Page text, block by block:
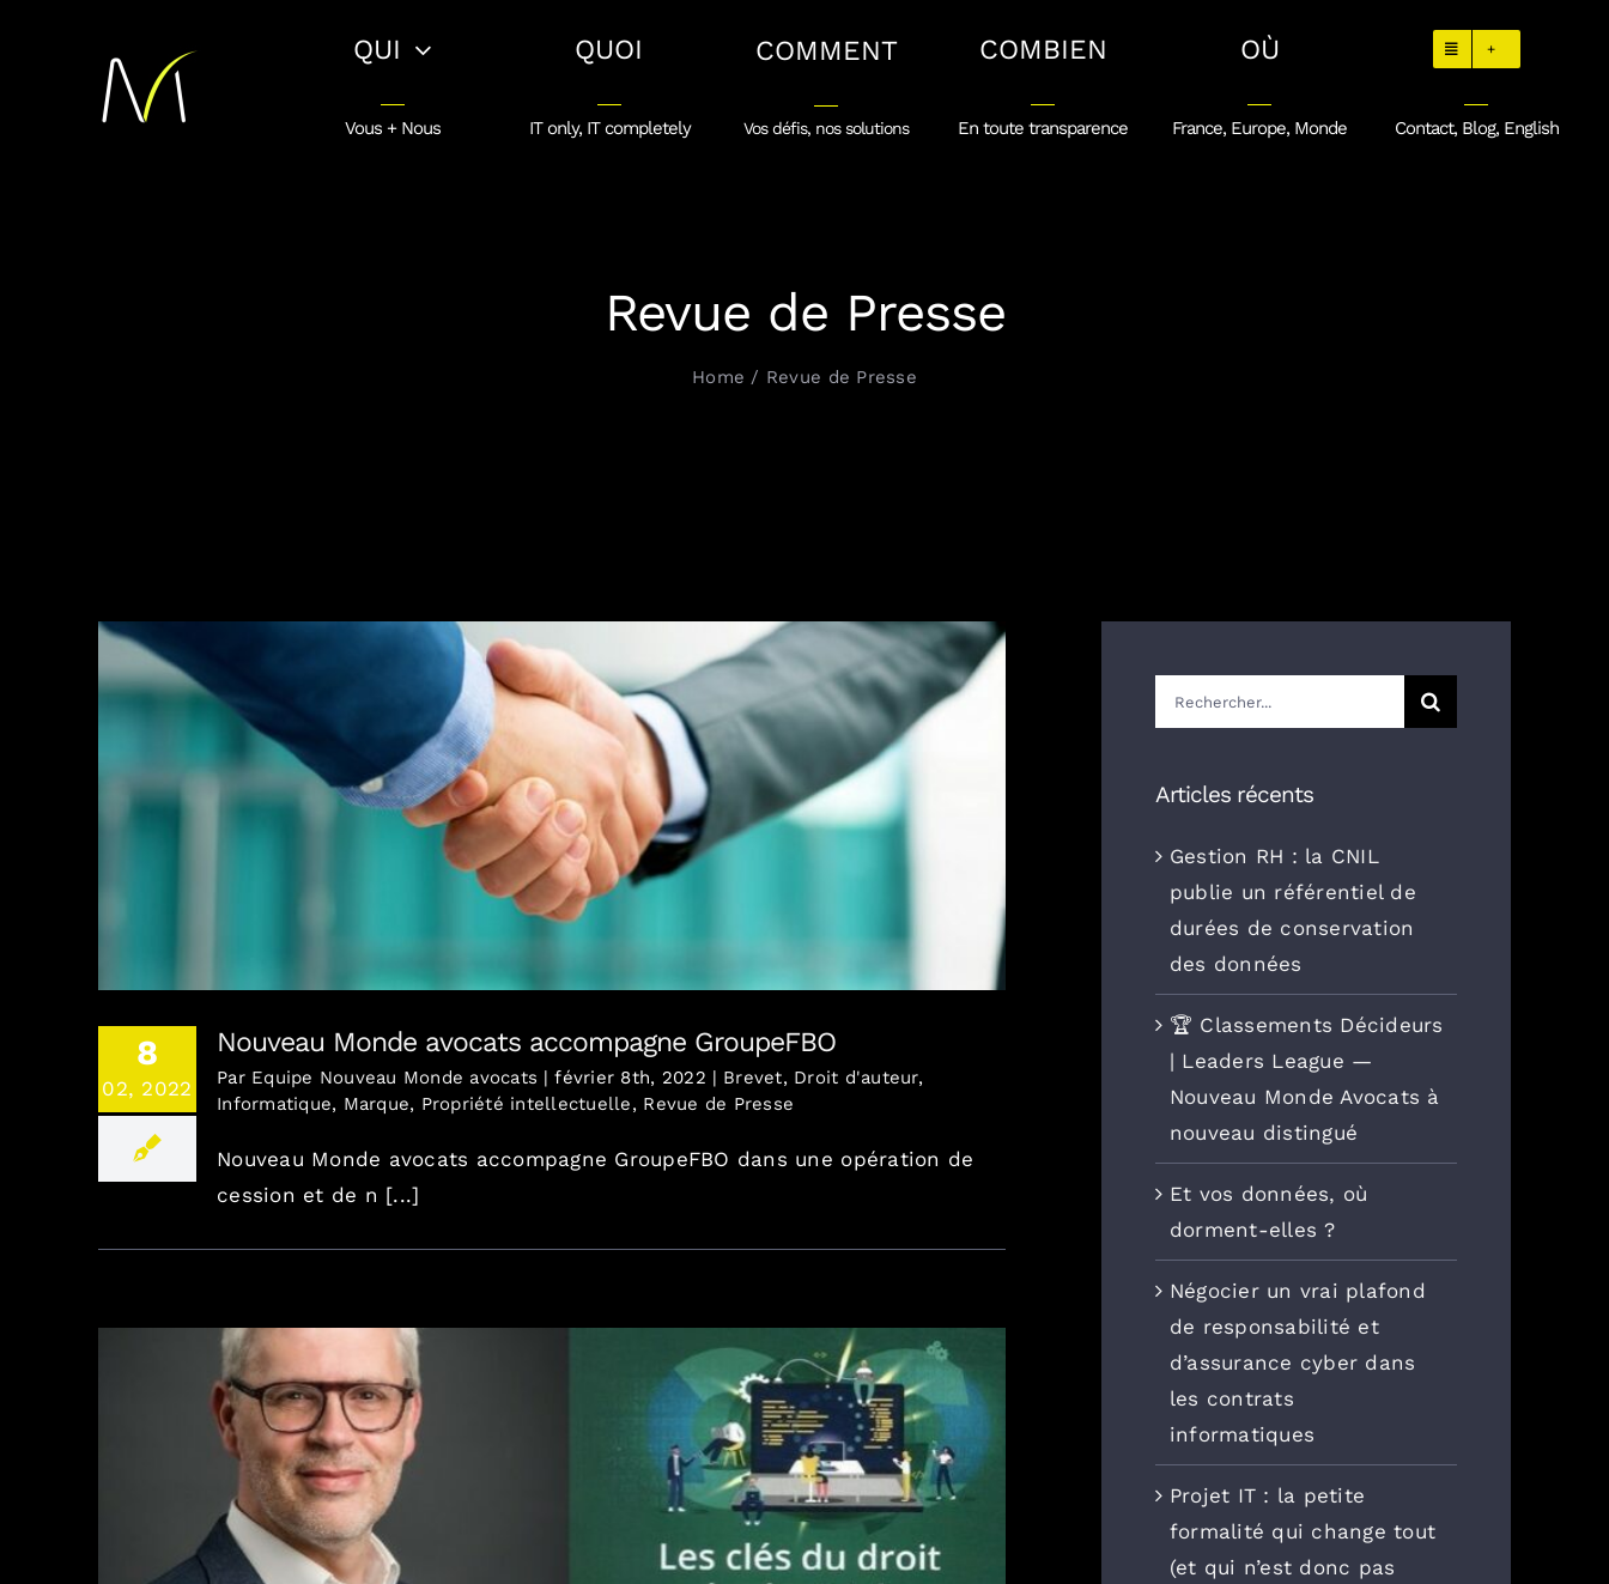
QUI
Vous + Nous
QUOI
IT only, IT completely
COMMENT
Vos défis, nos solutions
COMBIEN
En toute transparence
OÙ
France, Europe, Monde
+
Contact, Blog, English
Revue de Presse
Home Revue de Presse
Nouveau Monde avocats accompagne GroupeFBO
8
02, 2022
Nouveau Monde avocats accompagne GroupeFBO
Par Equipe Nouveau Monde avocats | février 8th, 2022 | Brevet, Droit d'auteur,
Informatique, Marque, Propriété intellectuelle, Revue de Presse
Nouveau Monde avocats accompagne GroupeFBO dans une opération de
cession et de n [...]
Revue de presse : Décideurs Magazine
Rechercher:
Articles récents
Gestion RH : la CNIL
publie un référentiel de
durées de conservation
des données
🏆 Classements Décideurs
| Leaders League —
Nouveau Monde Avocats à
nouveau distingué
Et vos données, où
dorment-elles ?
Négocier un vrai plafond
de responsabilité et
d’assurance cyber dans
les contrats
informatiques
Projet IT : la petite
formalité qui change tout
(et qui n’est donc pas